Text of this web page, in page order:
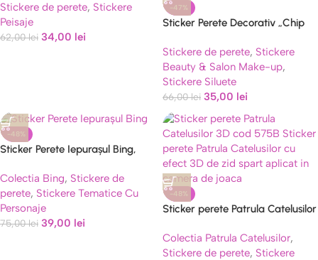
Stickere de perete, Stickere
Peisaje
62,00lei 34,00 lei
-47%
Sticker Perete Decorativ „Chip
Modern Profil Femeie COD 500B
Stickere de perete, Stickere
Beauty & Salon Make-up,
Stickere Siluete
66,00lei 35,00 lei
-48%
Sticker Perete Iepurașul Bing,
Repoziționabil COD 529B
Colectia Bing, Stickere de
perete, Stickere Tematice Cu
Personaje
75,00lei 39,00 lei
-48%
Sticker perete Patrula Catelusilor
Colectia Patrula Catelusilor,
Stickere de perete, Stickere